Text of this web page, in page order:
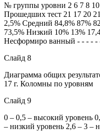
№ группы уровни 2 6 7 8 10
Прошедших тест 21 17 20
2,5% Средний 84,8% 87%
73,5% Низкий 10% 13%
Несформиро ванный - - - - -
Слайд 8
Диаграмма общих
17 г. Коломны по уровням
Слайд 9
0 – 0,5 – высокий уровень
– низкий уровень 2,6 – 3 –